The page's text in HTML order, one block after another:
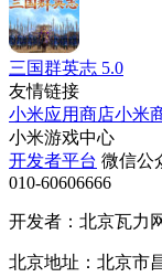
三国群英志 5.0
友情链接
小米应用商店小米
小米游戏中心
开发者平台 微信公
010-60606666
开发者：北京瓦力
北京地址：北京市